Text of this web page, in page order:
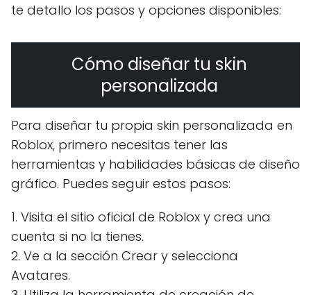
te detallo los pasos y opciones disponibles:
Cómo diseñar tu skin
personalizada
Para diseñar tu propia skin personalizada en
Roblox, primero necesitas tener las
herramientas y habilidades básicas de diseño
gráfico. Puedes seguir estos pasos:
1. Visita el sitio oficial de Roblox y crea una
cuenta si no la tienes.
2. Ve a la sección Crear y selecciona
Avatares.